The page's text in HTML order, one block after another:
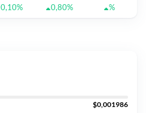
0,10% 0,80% %
$0,001986